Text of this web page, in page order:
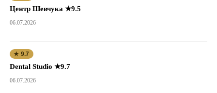
Центр Шевчука ★9.5
06.07.2026
★ 9.7
Dental Studio ★9.7
06.07.2026